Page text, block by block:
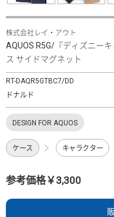
株式会社レイ・アウト
AQUOS R5G/『ディズニー
ス サイドマグネット
RT-DAQR5GTBC7/DD
ドナルド
DESIGN FOR AQUOS
ケース キャラクター
参考価格￥3,300